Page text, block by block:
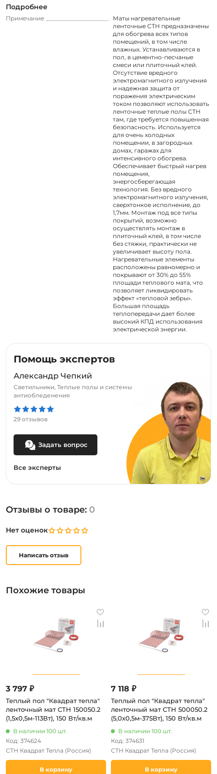
Помощь экспертов
Александр Чепкий
Светильники, Теплые полы и системы
антиобледенения
29 отзывов
Задать вопрос
Все эксперты
Подробнее
Примечание
Маты нагревательные
ленточные СТН предназначены
для обогрева всех типов
помещений, в том числе
влажных. Устанавливаются в
пол, в цементно-песчаные
смеси или плиточный клей.
Отсутствие вредного
электромагнитного излучения
и надежная защита от
поражения электрическим
током позволяют использовать
ленточные теплые полы СТН
там, где требуется повышенная
безопасность. Используется
для очень холодных
помещении, в загородных
домах, гаражах для
интенсивного обогрева.
Обеспечивает быстрый нагрев
помещения,
энергосберегающая
технология. Без вредного
электромагнитного излучения,
сверхтонкое исполнение, до
1,7мм. Монтаж под все типы
покрытий, возможно
осуществлять монтаж в
плиточный клей, в том числе
без стяжки, практически не
увеличивает высоту пола.
Нагревательные элементы
расположены равномерно и
покрывают от 30% до 55%
площади теплового мата, что
позволяет ликвидировать
эффект «тепловой зебры».
Большая площадь
теплопередачи дает более
высокий КПД использования
электрической энергии.
Отзывы о товаре: 0
Нет оценок
Написать отзыв
Похожие товары
3 797 ₽
Теплый пол "Квадрат тепла"
ленточный мат СТН 150050.2
(1,5х0,5м-113Вт), 150 Вт/кв.м
В наличии 100 шт.
Код: 374624
СТН Квадрат Тепла (Россия)
В корзину
7 118 ₽
Теплый пол "Квадрат тепла"
ленточный мат СТН 500050.2
(5,0х0,5м-375Вт), 150 Вт/кв.м
В наличии 100 шт.
Код: 374631
СТН Квадрат Тепла (Россия)
В корзину